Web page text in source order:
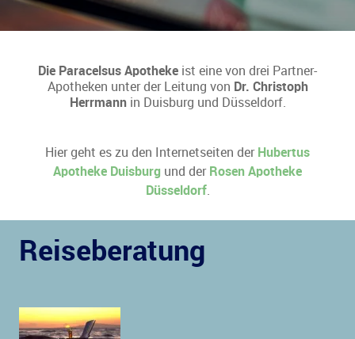
Die Paracelsus Apotheke ist eine von drei Partner-
Apotheken unter der Leitung von Dr. Christoph
Herrmannin Duisburg und Düsseldorf.
Hier geht es zu den Internetseiten der Hubertus
Apotheke Duisburg und der Rosen Apotheke
Düsseldorf.
Reiseberatung